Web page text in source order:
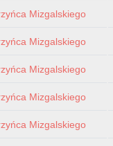
Mizgalskiego
Mizgalskiego
Mizgalskiego
Mizgalskiego
Mizgalskiego